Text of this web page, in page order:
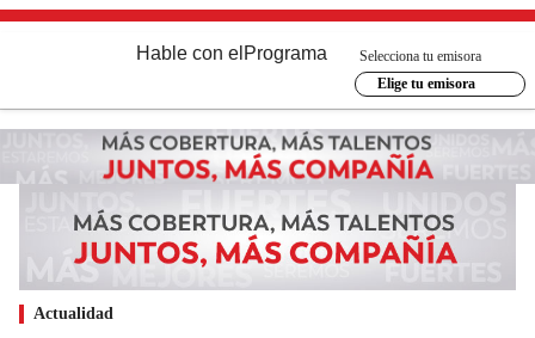
Hable con el Programa
Selecciona tu emisora
Elige tu emisora
Actualidad